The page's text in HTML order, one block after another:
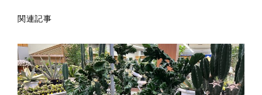
関連記事